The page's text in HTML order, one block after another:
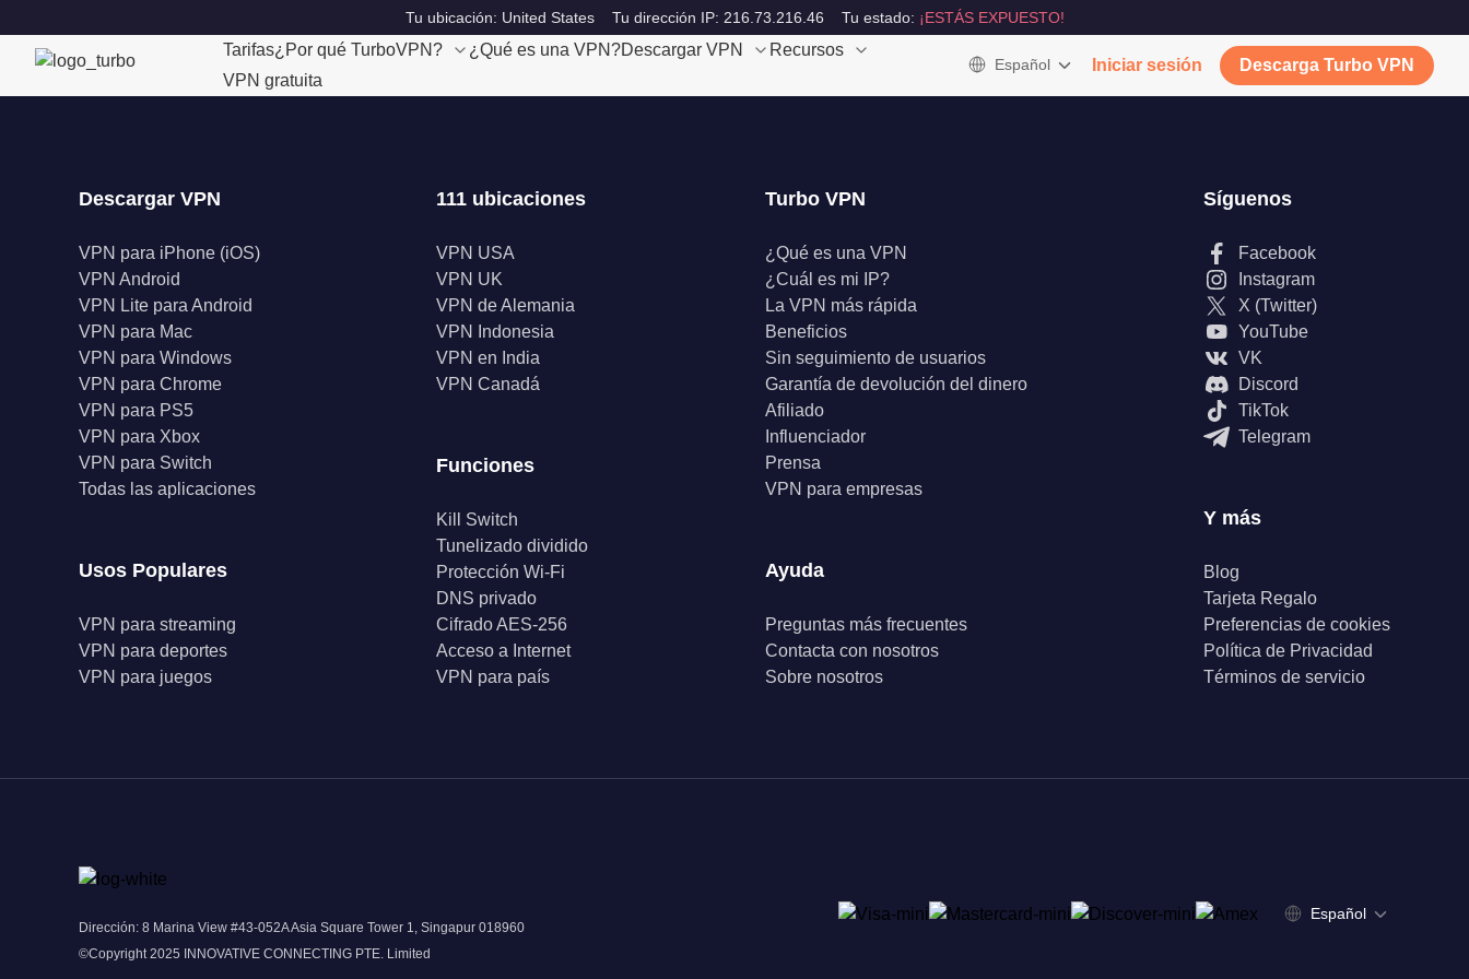
Tu ubicación: United States Tu dirección IP: 216.73.216.46 Tu estado: ¡ESTÁS EXPUESTO!
Tarifas¿Por qué TurboVPN? ¿Qué es una VPN?Descargar VPN
Recursos
VPN gratuita
Español Iniciar sesión Descarga Turbo VPN
Descargar VPN
VPN para iPhone (iOS)
VPN Android
VPN Lite para Android
VPN para Mac
VPN para Windows
VPN para Chrome
VPN para PS5
VPN para Xbox
VPN para Switch
Todas las aplicaciones
Usos Populares
VPN para streaming
VPN para deportes
VPN para juegos
111 ubicaciones
VPN USA
VPN UK
VPN de Alemania
VPN Indonesia
VPN en India
VPN Canadá
Funciones
Kill Switch
Tunelizado dividido
Protección Wi-Fi
DNS privado
Cifrado AES-256
Acceso a Internet
VPN para país
Turbo VPN
¿Qué es una VPN
¿Cuál es mi IP?
La VPN más rápida
Beneficios
Sin seguimiento de usuarios
Garantía de devolución del dinero
Afiliado
Influenciador
Prensa
VPN para empresas
Ayuda
Preguntas más frecuentes
Contacta con nosotros
Sobre nosotros
Síguenos
Facebook
Instagram
X (Twitter)
YouTube
VK
Discord
TikTok
Telegram
Y más
Blog
Tarjeta Regalo
Preferencias de cookies
Política de Privacidad
Términos de servicio
Dirección: 8 Marina View #43-052A Asia Square Tower 1, Singapur 018960
©Copyright 2025 INNOVATIVE CONNECTING PTE. Limited
Español